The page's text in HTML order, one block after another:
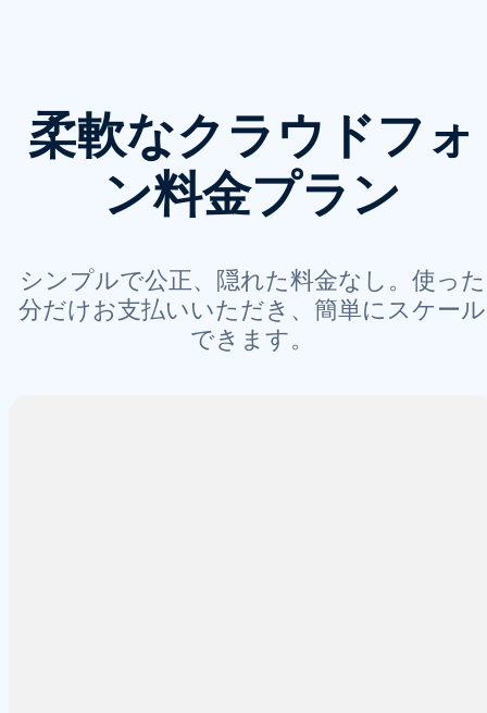
柔軟なクラウドフォ
ン料金プラン
シンプルで公正、隠れた料金なし。使った
分だけお支払いいただき、簡単にスケール
できます。